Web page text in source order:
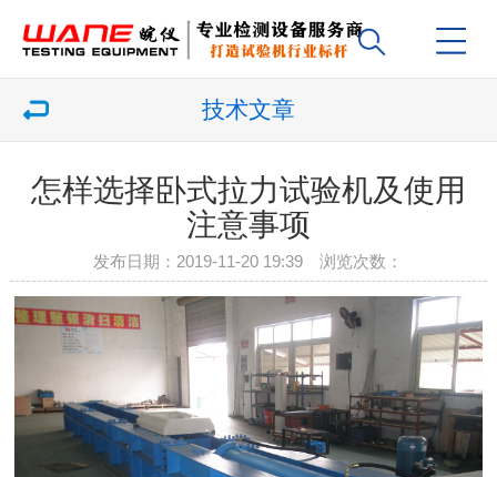
技术文章
怎样选择卧式拉力试验机及使用
注意事项
发布日期：2019-11-20 19:39 浏览次数：